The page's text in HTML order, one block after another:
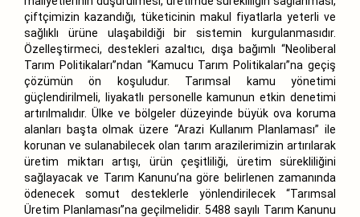
çiftçimizin kazandığı, tüketicinin makul fiyatlarla yeterli ve
sağlıklı ürüne ulaşabildiği bir sistemin kurgulanmasıdır.
Özelleştirmeci, destekleri azaltıcı, dışa bağımlı “Neoliberal
Tarım Politikaları”ndan “Kamucu Tarım Politikaları”na geçiş
çözümün ön koşuludur. Tarımsal kamu yönetimi
güçlendirilmeli, liyakatlı personelle kamunun etkin denetimi
artırılmalıdır. Ülke ve bölgeler düzeyinde büyük ova koruma
alanları başta olmak üzere “Arazi Kullanım Planlaması” ile
korunan ve sulanabilecek olan tarım arazilerimizin artırılarak
üretim miktarı artışı, ürün çeşitliliği, üretim sürekliliğini
sağlayacak ve Tarım Kanunu’na göre belirlenen zamanında
ödenecek somut desteklerle yönlendirilecek “Tarımsal
Üretim Planlaması”na geçilmelidir. 5488 sayılı Tarım Kanunu